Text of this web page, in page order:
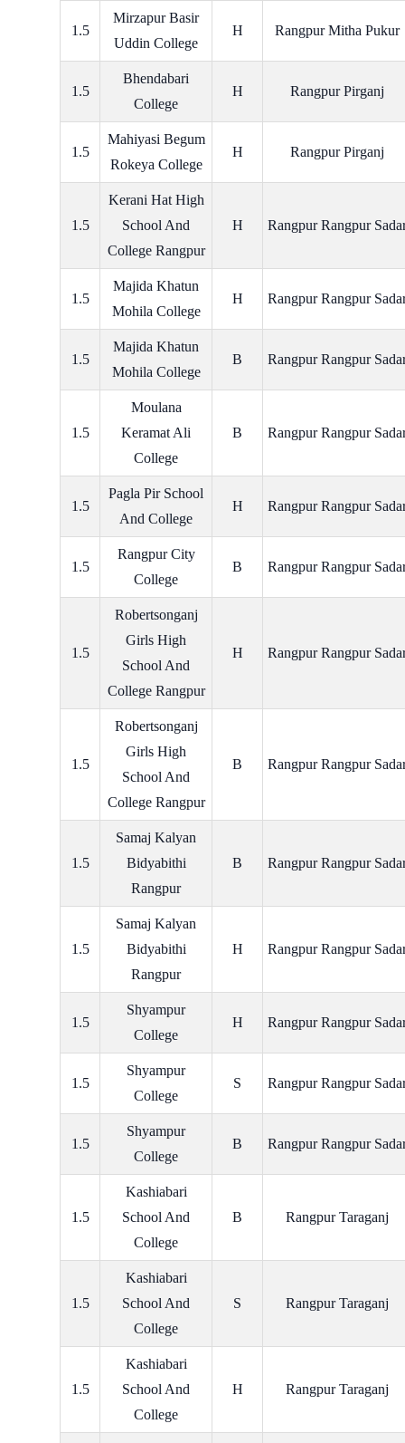
1.5
Mirzapur Basir
Uddin College
H Rangpur Mitha Pukur
1.5
Bhendabari
College
H Rangpur Pirganj
1.5
Mahiyasi Begum
Rokeya College
H Rangpur Pirganj
1.5
Kerani Hat High
School And
College Rangpur
H Rangpur Rangpur
1.5
Majida Khatun
Mohila College
H Rangpur Rangpur
1.5
Majida Khatun
Mohila College
B Rangpur Rangpur
1.5
Moulana
Keramat Ali
College
B Rangpur Rangpur
1.5
Pagla Pir School
And College
H Rangpur Rangpur
1.5
Rangpur City
College
B Rangpur Rangpur
1.5
Robertsonganj
Girls High
School And
College Rangpur
H Rangpur Rangpur
1.5
Robertsonganj
Girls High
School And
College Rangpur
B Rangpur Rangpur
1.5
Samaj Kalyan
Bidyabithi
Rangpur
B Rangpur Rangpur
1.5
Samaj Kalyan
Bidyabithi
Rangpur
H Rangpur Rangpur
1.5
Shyampur
College
H Rangpur Rangpur
1.5
Shyampur
College
S Rangpur Rangpur
1.5
Shyampur
College
B Rangpur Rangpur
1.5
Kashiabari
School And
College
B Rangpur Taraganj
1.5
Kashiabari
School And
College
S Rangpur Taraganj
1.5
Kashiabari
School And
College
H Rangpur Taraganj